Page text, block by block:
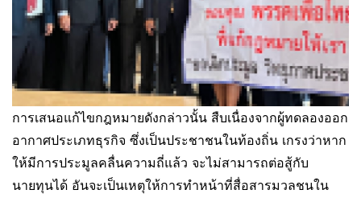
การเสนอแก้ไขกฎหมายดังกล่าวนั้น สืบเนื่องจากผู้ทดลองออก
อากาศประเภทธุรกิจ ซึ่งเป็นประชาชนในท้องถิ่น เกรงว่าหาก
ให้มีการประมูลคลื่นความถี่แล้ว จะไม่สามารถต่อสู้กับ
นายทุนได้ อันจะเป็นเหตุให้การทำหน้าที่สื่อสารมวลชนใน